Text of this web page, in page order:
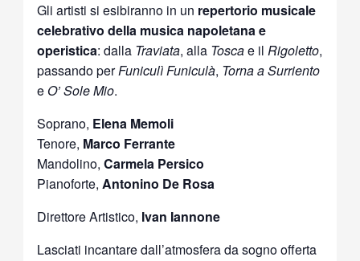
Gli artisti si esibiranno in un repertorio musicale
celebrativo della musica napoletana e
operistica: dalla Traviata, alla Toscae ilRigoletto,
passando perFuniculì Funiculà, Torna a Surriento
e O’ Sole Mio.
Soprano, Elena Memoli
Tenore, Marco Ferrante
Mandolino,Carmela Persico
Pianoforte,Antonino De Rosa
Direttore Artistico, Ivan Iannone
Lasciati incantare dall’atmosfera da sogno offerta